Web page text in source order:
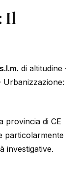
Il
di altitudine ·
· Urbanizzazione:
provincia di CE
particolarmente
investigative.